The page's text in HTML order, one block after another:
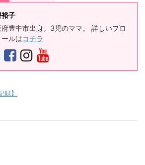
子
府豊中市出身。3児のママ。 詳しいプロ
ールはコチラ
】